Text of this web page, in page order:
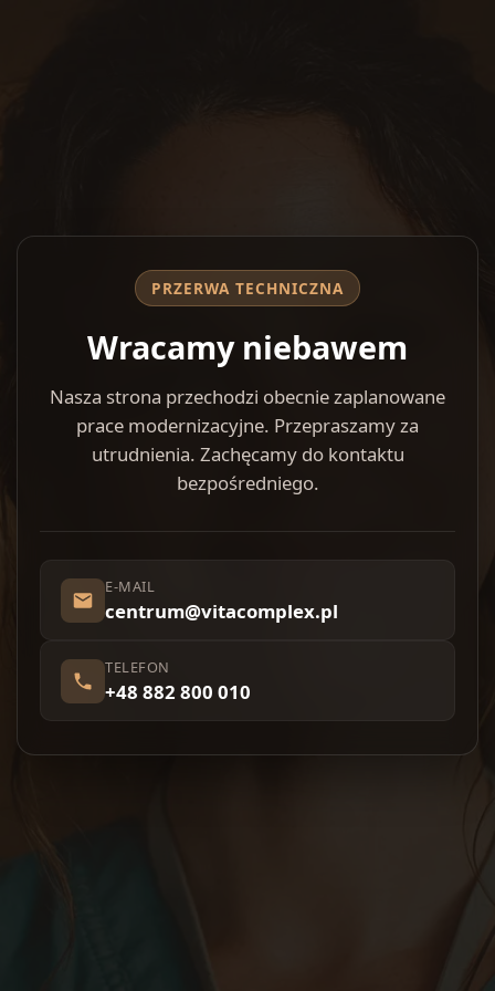
PRZERWA TECHNICZNA
Wracamy niebawem
Nasza strona przechodzi obecnie zaplanowane
prace modernizacyjne. Przepraszamy za
utrudnienia. Zachęcamy do kontaktu
bezpośredniego.
E-MAIL
centrum@vitacomplex.pl
TELEFON
+48 882 800 010